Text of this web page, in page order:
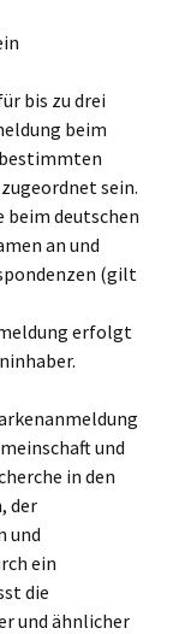
bis zu drei
beim
sein.
beim deutschen
an und
(gilt
erfolgt
und
in den
der
und
ein
die
und ähnlicher